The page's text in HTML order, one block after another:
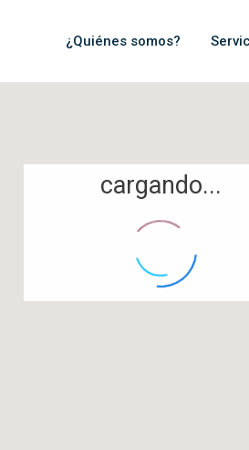
¿Quiénes somos?
cargando...